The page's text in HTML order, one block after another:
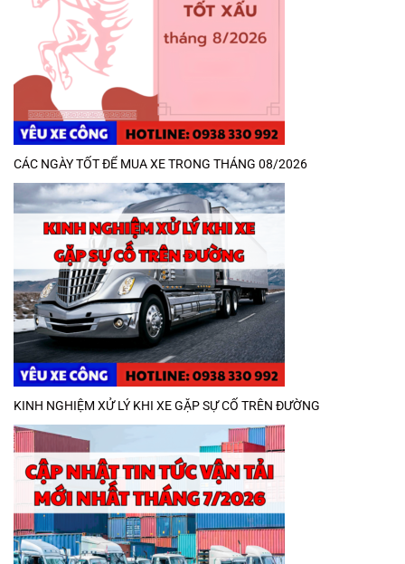
CÁC NGÀY TỐT ĐỂ MUA XE TRONG THÁNG 08/2026
KINH NGHIỆM XỬ LÝ KHI XE GẶP SỰ CỐ TRÊN ĐƯỜNG